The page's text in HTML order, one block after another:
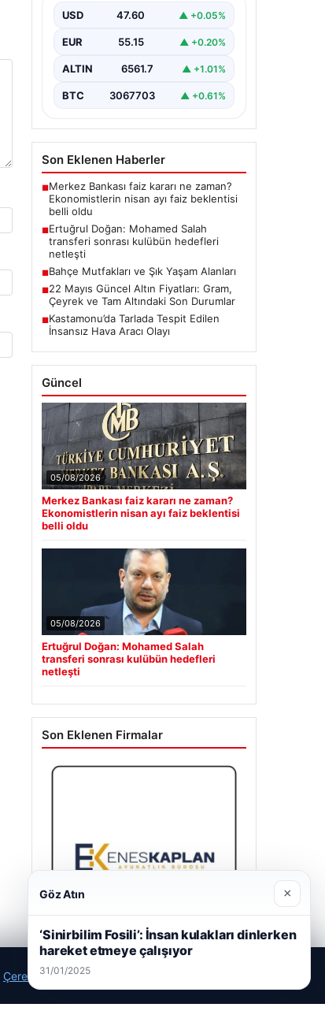
büyük bir değişim göstermektedir.
Özellikle de lüks evlerde bulunan
kullanıcılar,…
USD 47.60 ▲ +0.05%
EUR 55.15 ▲ +0.20%
ALTIN 6561.7 ▲ +1.01%
BTC 3067703 ▲ +0.61%
Son Eklenen Haberler
■Merkez Bankası faiz kararı ne zaman?
Ekonomistlerin nisan ayı faiz beklentisi
belli oldu
■Ertuğrul Doğan: Mohamed Salah
transferi sonrası kulübün hedefleri
netleşti
■Bahçe Mutfakları ve Şık Yaşam Alanları
■22 Mayıs Güncel Altın Fiyatları: Gram,
Çeyrek ve Tam Altındaki Son Durumlar
■Kastamonu’da Tarlada Tespit Edilen
İnsansız Hava Aracı Olayı
Güncel
05/08/2026
Merkez Bankası faiz kararı ne zaman?
Ekonomistlerin nisan ayı faiz beklentisi
belli oldu
05/08/2026
Ertuğrul Doğan: Mohamed Salah
transferi sonrası kulübün hedefleri
netleşti
Son Eklenen Firmalar
Enes Kaplan Avukatlık Bürosu
Çerez Politikamız
Göz Atın ×
‘Sinirbilim Fosili’: İnsan kulakları dinlerken
hareket etmeye çalışıyor
31/01/2025